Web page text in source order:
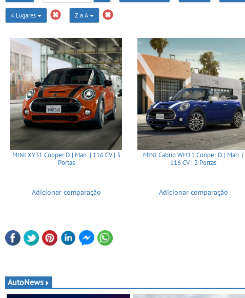
4 Lugares Z a A
MINI XY31 Cooper D | Man. | 116 CV | 3
Portas
Adicionar comparação
MINI Cabrio WH11 Cooper D | Man. |
116 CV | 2 Portas
Adicionar comparação
AutoNews